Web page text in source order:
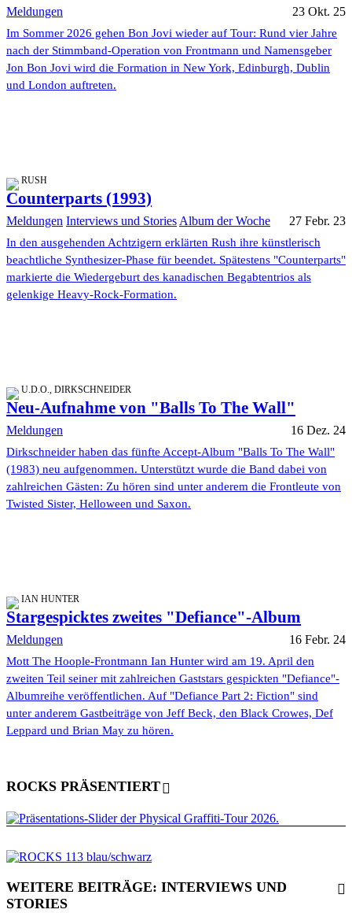
Meldungen 23 Okt. 25
Im Sommer 2026 gehen Bon Jovi wieder auf Tour: Rund vier Jahre
nach der Stimmband-Operation von Frontmann und Namensgeber
Jon Bon Jovi wird die Formation in New York, Edinburgh, Dublin
und London auftreten.
RUSH
Counterparts (1993)
Meldungen Interviews und Stories Album der Woche 27 Febr. 23
In den ausgehenden Achtzigern erklärten Rush ihre künstlerisch
beachtliche Synthesizer-Phase für beendet. Spätestens "Counterparts"
markierte die Wiedergeburt des kanadischen Begabtentrios als
gelenkige Heavy-Rock-Formation.
U.D.O., DIRKSCHNEIDER
Neu-Aufnahme von "Balls To The Wall"
Meldungen 16 Dez. 24
Dirkschneider haben das fünfte Accept-Album "Balls To The Wall"
(1983) neu aufgenommen. Unterstützt wurde die Band dabei von
zahlreichen Gästen: Zu hören sind unter anderem die Frontleute von
Twisted Sister, Helloween und Saxon.
IAN HUNTER
Stargespicktes zweites "Defiance"-Album
Meldungen 16 Febr. 24
Mott The Hoople-Frontmann Ian Hunter wird am 19. April den
zweiten Teil seiner mit zahlreichen Gaststars gespickten "Defiance"-
Albumreihe veröffentlichen. Auf "Defiance Part 2: Fiction" sind
unter anderem Gastbeiträge von Jeff Beck, den Black Crowes, Def
Leppard und Brian May zu hören.
ROCKS PRÄSENTIERT
WEITERE BEITRÄGE: INTERVIEWS UND
STORIES